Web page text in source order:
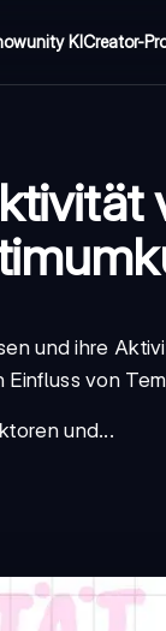
KICreator-
und ihre
von
und...